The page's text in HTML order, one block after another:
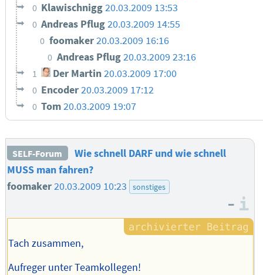
0 Klawischnigg20.03.2009 13:53
0 Andreas Pflug20.03.2009 14:55
0 foomaker20.03.2009 16:16
0 Andreas Pflug20.03.2009 23:16
1 Der Martin20.03.2009 17:00
0 Encoder20.03.2009 17:12
0 Tom20.03.2009 19:07
SELF-Forum
Wie schnell DARF und wie schnell
MUSS man fahren?
foomaker20.03.2009 10:23 sonstiges
–
Tach zusammen,
Aufreger unter Teamkollegen!